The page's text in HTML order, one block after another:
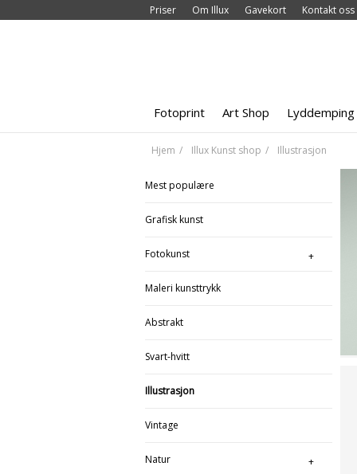
Priser Om Illux Gavekort Kontakt oss
Fotoprint Art Shop Lyddemping
Hjem Illux Kunst shop Illustrasjon
Mest populære
Grafisk kunst
Fotokunst
Maleri kunsttrykk
Abstrakt
Svart-hvitt
Illustrasjon
Vintage
Natur